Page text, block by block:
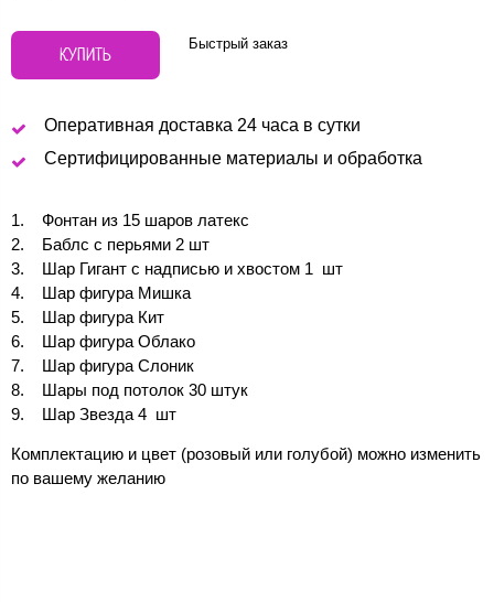
КУПИТЬ Быстрый заказ
Оперативная доставка 24 часа в сутки
Сертифицированные материалы и обработка
Фонтан из 15 шаров латекс
Баблс с перьями 2 шт
Шар Гигант с надписью и хвостом 1 шт
Шар фигура Мишка
Шар фигура Кит
Шар фигура Облако
Шар фигура Слоник
Шары под потолок 30 штук
Шар Звезда 4 шт
Комплектацию и цвет (розовый или голубой) можно изменить
по вашему желанию